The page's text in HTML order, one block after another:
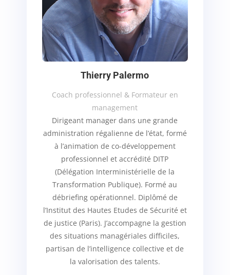
Thierry Palermo
Coach professionnel & Formateur en
management
Dirigeant manager dans une grande
administration régalienne de l’état, formé
à l’animation de co-développement
professionnel et accrédité DITP
(Délégation Interministérielle de la
Transformation Publique). Formé au
débriefing opérationnel. Diplômé de
l’Institut des Hautes Etudes de Sécurité et
de justice (Paris). J’accompagne la gestion
des situations managériales difficiles,
partisan de l’intelligence collective et de
la valorisation des talents.